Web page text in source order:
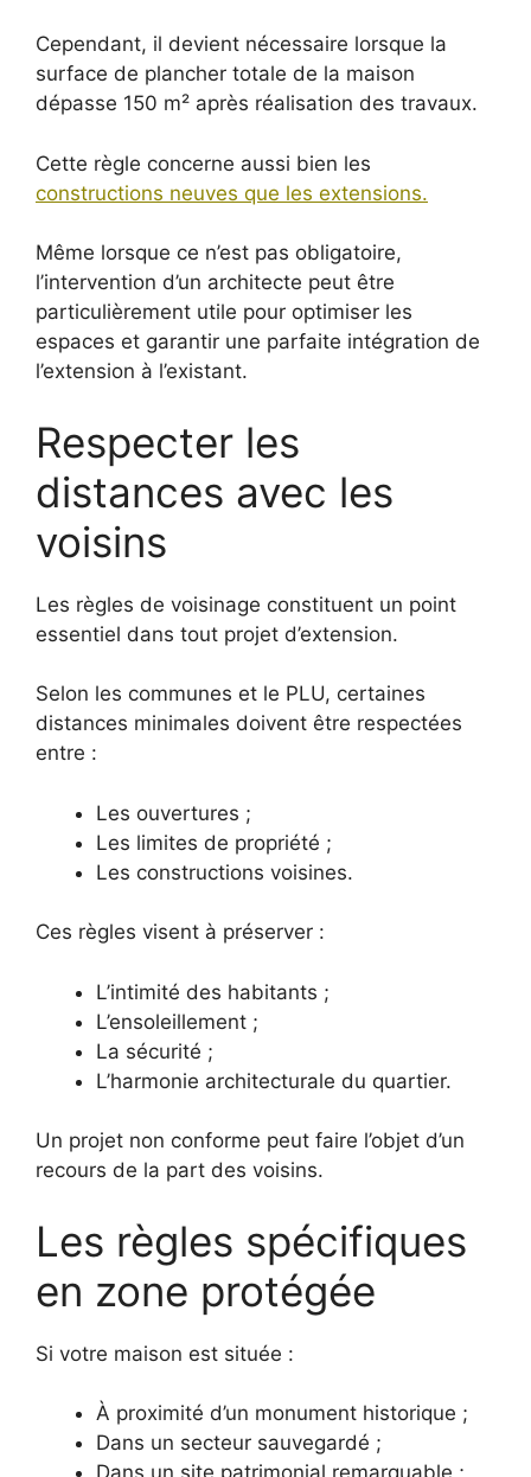
Cependant, il devient nécessaire lorsque la
surface de plancher totale de la maison
dépasse 150 m² après réalisation des travaux.
Cette règle concerne aussi bien les
constructions neuves que les extensions.
Même lorsque ce n’est pas obligatoire,
l’intervention d’un architecte peut être
particulièrement utile pour optimiser les
espaces et garantir une parfaite intégration de
l’extension à l’existant.
Respecter les
distances avec les
voisins
Les règles de voisinage constituent un point
essentiel dans tout projet d’extension.
Selon les communes et le PLU, certaines
distances minimales doivent être respectées
entre :
Les ouvertures ;
Les limites de propriété ;
Les constructions voisines.
Ces règles visent à préserver :
L’intimité des habitants ;
L’ensoleillement ;
La sécurité ;
L’harmonie architecturale du quartier.
Un projet non conforme peut faire l’objet d’un
recours de la part des voisins.
Les règles spécifiques
en zone protégée
Si votre maison est située :
À proximité d’un monument historique ;
Dans un secteur sauvegardé ;
Dans un site patrimonial remarquable ;